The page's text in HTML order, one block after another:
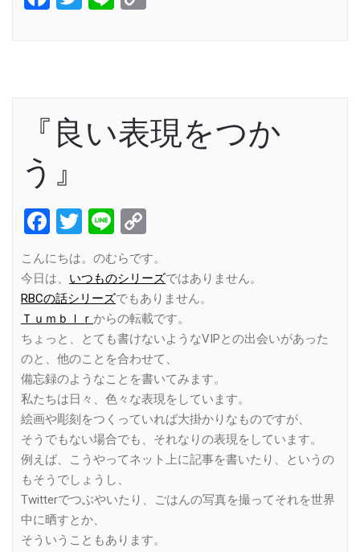
『良い表現をつか
う』
Facebook
Twitter
Line
Link
こんにちは。のむらです。
今日は、 いつものシリーズではありません。
RBCの話シリーズでもありません。
Ｔｕｍｂｌｒ からの転載です。
ちょっと、とても書けないようなVIPとの出会いがあった
のと、他のことを合わせて、
備忘録のようなことを書いてみます。
私たちは日々、色々な表現をしています。
絵画や彫刻をつくっていれば大掛かりなものですが、
そうでもない場合でも、それなりの表現をしています。
例えば、こうやってネット上に記事を書いたり、というの
もそうでしょうし、
Twitterでつぶやいたり、ごはんの写真を撮ってそれを世界
中に晒すとか、
そういうこともあります。